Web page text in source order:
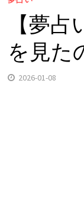
【夢
を見た
2026-01-08